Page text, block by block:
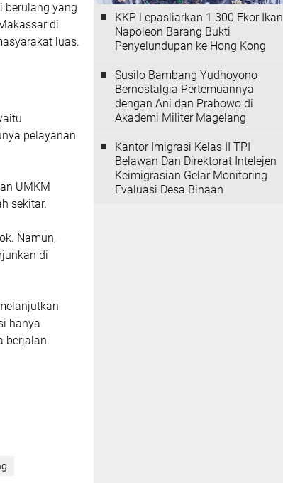
berulang yang
di
luas.
pelayanan
UMKM
sekitar.
Namun,
di
hanya
berjalan.
KKP Lepasliarkan 1.300 Ekor Ikan
Napoleon Barang Bukti
Penyelundupan ke Hong Kong
Susilo Bambang Yudhoyono
Bernostalgia Pertemuannya
dengan Ani dan Prabowo di
Akademi Militer Magelang
Kantor Imigrasi Kelas II TPI
Belawan Dan Direktorat Intelejen
Keimigrasian Gelar Monitoring
Evaluasi Desa Binaan